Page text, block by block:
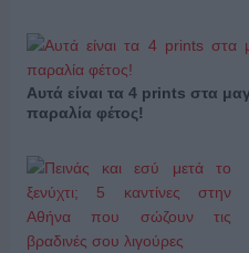
Αυτά είναι τα 4 prints στα
παραλία φέτος!